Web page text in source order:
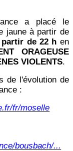
a placé le
jaune à partir de
partir de 22 h en
ORAGEUSE
VIOLENTS.
de l'évolution de
:
fr/moselle
bousbach/...